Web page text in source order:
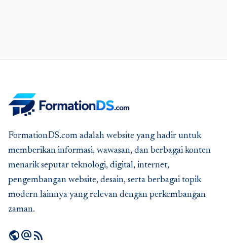
FormationDS.com adalah website yang hadir untuk
memberikan informasi, wawasan, dan berbagai konten
menarik seputar teknologi, digital, internet,
pengembangan website, desain, serta berbagai topik
modern lainnya yang relevan dengan perkembangan
zaman.
publicalternate_emailrss_feed